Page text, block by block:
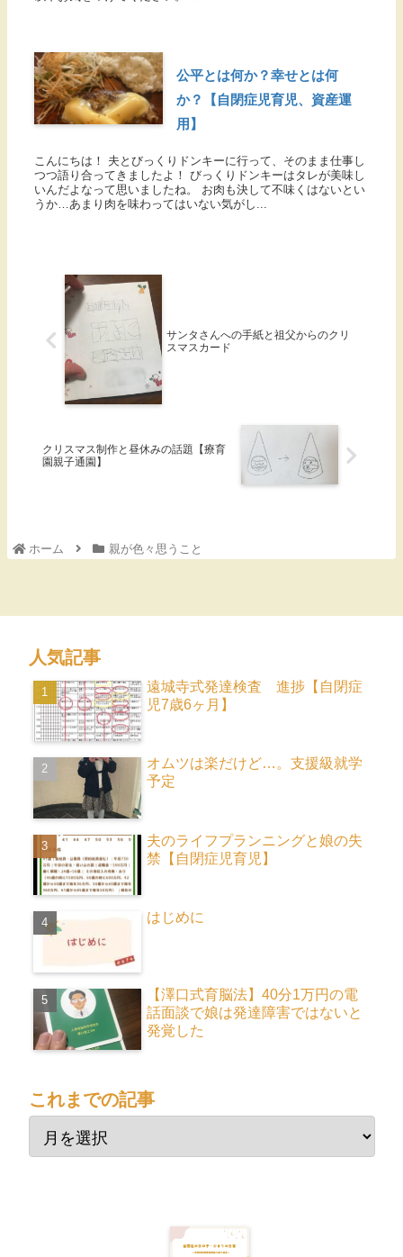
公平とは何か？幸せとは何
か？【自閉症児育児、資産運
用】
こんにちは！ 夫とびっくりドンキーに行って、そのまま仕事し
つつ語り合ってきましたよ！ びっくりドンキーはタレが美味し
いんだよなって思いましたね。 お肉も決して不味くはないとい
うか…あまり肉を味わってはいない気がし...
サンタさんへの手紙と祖父からのクリ
スマスカード
クリスマス制作と昼休みの話題【療育
園親子通園】
ホーム 親が色々思うこと
人気記事
遠城寺式発達検査 進捗【自閉症
児7歳6ヶ月】
オムツは楽だけど…。支援級就学
予定
夫のライフプランニングと娘の失
禁【自閉症児育児】
はじめに
【澤口式育脳法】40分1万円の電
話面談で娘は発達障害ではないと
発覚した
これまでの記事